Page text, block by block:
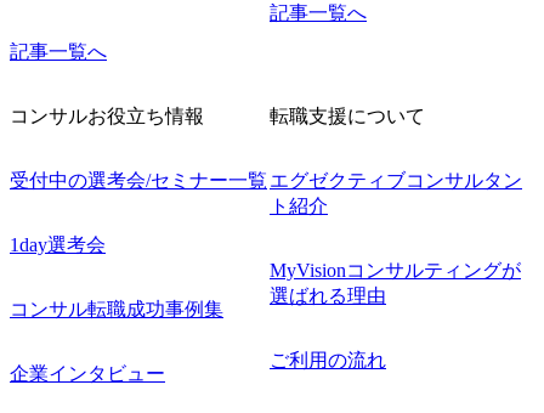
記事一覧へ
記事一覧へ
コンサルお役立ち情報
受付中の選考会/セミナー一覧
1day選考会
コンサル転職成功事例集
企業インタビュー
転職支援について
エグゼクティブコンサルタン
ト紹介
MyVisionコンサルティングが
選ばれる理由
ご利用の流れ